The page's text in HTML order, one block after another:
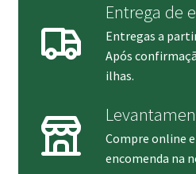
Entrega de
Entregas a
Após
ilhas.
Compre online
encomenda na